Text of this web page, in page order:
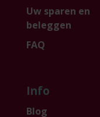
Uw sparen en
beleggen
FAQ
Info
Blog